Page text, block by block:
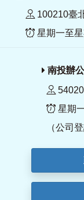
100210臺
星期一至
南投辦
星期
（公司